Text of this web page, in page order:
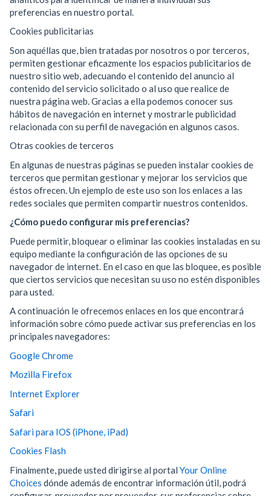
preferencias en nuestro portal.
Cookies publicitarias
Son aquéllas que, bien tratadas por nosotros o por terceros,
permiten gestionar eficazmente los espacios publicitarios de
nuestro sitio web, adecuando el contenido del anuncio al
contenido del servicio solicitado o al uso que realice de
nuestra página web. Gracias a ella podemos conocer sus
hábitos de navegación en internet y mostrarle publicidad
relacionada con su perfil de navegación en algunos casos.
Otras cookies de terceros
En algunas de nuestras páginas se pueden instalar cookies de
terceros que permitan gestionar y mejorar los servicios que
éstos ofrecen. Un ejemplo de este uso son los enlaces a las
redes sociales que permiten compartir nuestros contenidos.
¿Cómo puedo configurar mis preferencias?
Puede permitir, bloquear o eliminar las cookies instaladas en su
equipo mediante la configuración de las opciones de su
navegador de internet. En el caso en que las bloquee, es posible
que ciertos servicios que necesitan su uso no estén disponibles
para usted.
A continuación le ofrecemos enlaces en los que encontrará
información sobre cómo puede activar sus preferencias en los
principales navegadores:
Google Chrome
Mozilla Firefox
Internet Explorer
Safari
Safari para IOS (iPhone, iPad)
Cookies Flash
Finalmente, puede usted dirigirse al portal Your Online
Choices dónde además de encontrar información útil, podrá